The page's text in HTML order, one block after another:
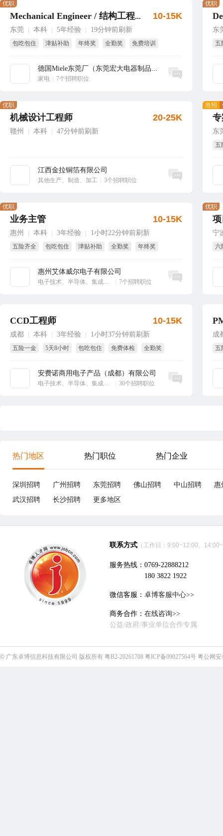
Mechanical Engineer / 结构工程师
东莞 本科 5年经验 19分钟前刷新
包吃包住 津贴补助 年终奖 全勤奖
免费培训
德国Miele东莞厂（东莞宏大电器制品有...
家电
7个招聘职位
优职
10-15K
立即沟通
东
五
优职
机械设计工程师
赣州 本科 47分钟前刷新
江西金拉铜箔有限公司
其他生产、制造、加工 3个招聘职位
优职
20-25K
立即沟通
东
五
急招
业务主管
惠州 本科 3年经验 1小时22分钟前刷新
五险齐全 包吃包住 津贴补助 全勤奖
年终奖
惠州艾体威尔电子有限公司
电子技术、半导体、集成电路 7个招聘职位
优职
10-15K
立即沟通
宁
六
优职
CCD工程师
成都 本科 3年经验 1小时37分钟前刷新
五险一金 5天8小时 包吃包住 免费体检
全勤奖
安费诺商用电子产品（成都）有限公司
电子技术、半导体、集成电路 30个招聘职位
10-15K
立即沟通
成
五
热门地区 热门职位 热门企业
深圳招聘 广州招聘 东莞招聘 佛山招聘 中山招聘
惠
武汉招聘
长沙招聘 更多地区
联系方式 （工作日：9:00~12:00、
服务热线：0769-22888212
180 3822 1922
微信客服： 卓博客服中心>>
商务合作： 在线咨询>>
公益/政府/事业单位合作专属
© 广东卓博信息科技有限公司 版权所有 粤B2-20261708 粤ICP备09027564号 粤公网安